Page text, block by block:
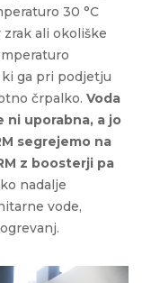
30 °C
ali okoliške
ga pri podjetju
črpalko. Voda
ni uporabna, a jo
segrejemo na
z boosterji pa
nadalje
vode,